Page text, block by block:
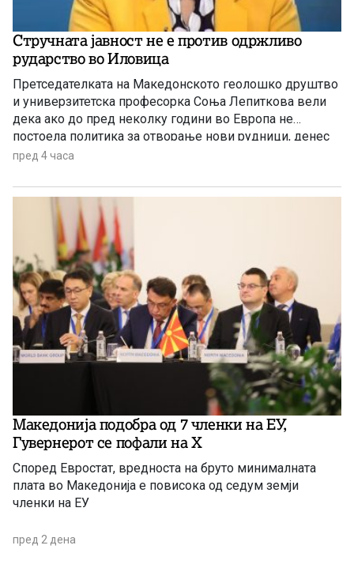
Стручната јавност не е против одржливо
рударство во Иловица
Претседателката на Македонското геолошко друштво
и универзитетска професорка Соња Лепиткова вели
дека ако до пред неколку години во Европа не
постоела политика за отворање нови рудници, денес
таа политика е апсолутно сменета и листата на
пред 4 часа
Македонија подобра од 7 членки на ЕУ,
Гувернерот се пофали на Х
Според Евростат, вредноста на бруто минималната
плата во Македонија е повисока од седум земји
членки на ЕУ
пред 2 дена